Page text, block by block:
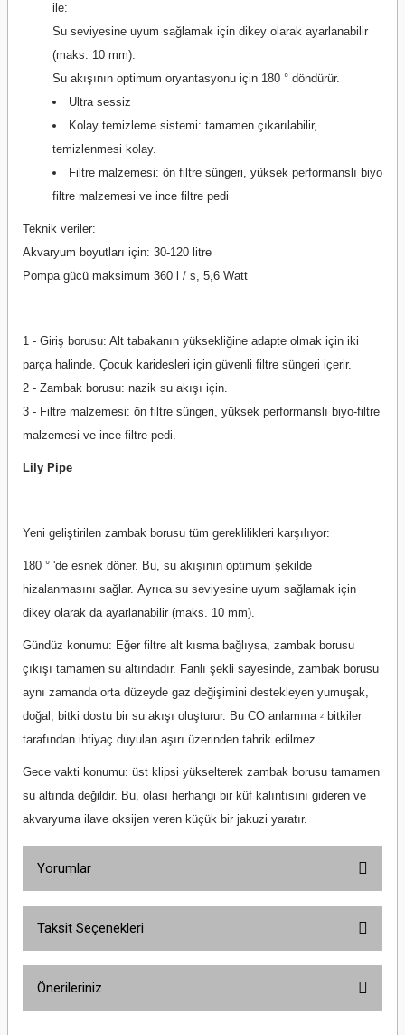
ile:
Su seviyesine uyum sağlamak için dikey olarak ayarlanabilir
(maks. 10 mm).
Su akışının optimum oryantasyonu için 180 ° döndürür.
Ultra sessiz
Kolay temizleme sistemi: tamamen çıkarılabilir,
temizlenmesi kolay.
Filtre malzemesi: ön filtre süngeri, yüksek performanslı biyo
filtre malzemesi ve ince filtre pedi
Teknik veriler:
Akvaryum boyutları için: 30-120 litre
Pompa gücü maksimum 360 l / s, 5,6 Watt
1 - Giriş borusu: Alt tabakanın yüksekliğine adapte olmak için iki
parça halinde. Çocuk karidesleri için güvenli filtre süngeri içerir.
2 - Zambak borusu: nazik su akışı için.
3 - Filtre malzemesi: ön filtre süngeri, yüksek performanslı biyo-filtre
malzemesi ve ince filtre pedi.
Lily Pipe
Yeni geliştirilen zambak borusu tüm gereklilikleri karşılıyor:
180 ° 'de esnek döner. Bu, su akışının optimum şekilde
hizalanmasını sağlar. Ayrıca su seviyesine uyum sağlamak için
dikey olarak da ayarlanabilir (maks. 10 mm).
Gündüz konumu: Eğer filtre alt kısma bağlıysa, zambak borusu
çıkışı tamamen su altındadır. Fanlı şekli sayesinde, zambak borusu
aynı zamanda orta düzeyde gaz değişimini destekleyen yumuşak,
doğal, bitki dostu bir su akışı oluşturur. Bu CO anlamına 2
bitkiler
tarafından ihtiyaç duyulan aşırı üzerinden tahrik edilmez.
Gece vakti konumu: üst klipsi yükselterek zambak borusu tamamen
su altında değildir. Bu, olası herhangi bir küf kalıntısını gideren ve
akvaryuma ilave oksijen veren küçük bir jakuzi yaratır.
Yorumlar
Taksit Seçenekleri
Önerileriniz